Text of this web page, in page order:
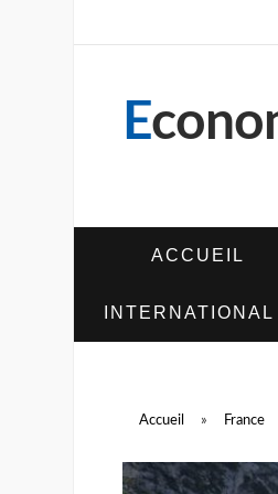
E
ACCUEIL
INTERNATIONAL
Accueil » France